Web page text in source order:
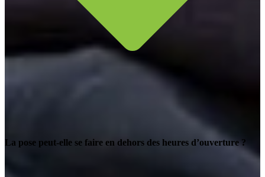
La pose peut-elle se faire en dehors des heures d’ouverture ?